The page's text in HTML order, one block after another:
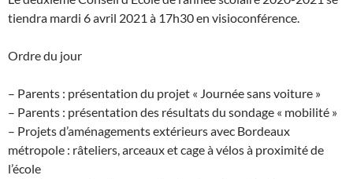
tiendra mardi 6 avril 2021 à 17h30 en visioconférence.
Ordre du jour
– Parents : présentation du projet « Journée sans voiture »
– Parents : présentation des résultats du sondage « mobilité »
– Projets d’aménagements extérieurs avec Bordeaux
métropole : râteliers, arceaux et cage à vélos à proximité de
l’école